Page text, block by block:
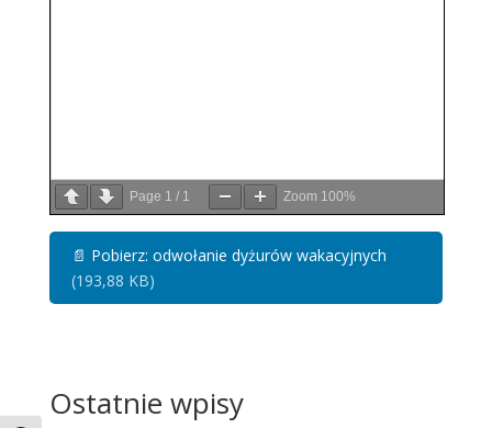
Page 1 / 1 Zoom 100%
📄 Pobierz: odwołanie dyżurów wakacyjnych
(193,88 KB)
Ostatnie wpisy